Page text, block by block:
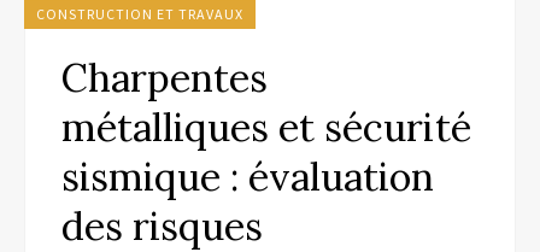
CONSTRUCTION ET TRAVAUX
Charpentes
métalliques et sécurité
sismique : évaluation
des risques